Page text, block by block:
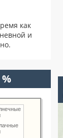
как
и